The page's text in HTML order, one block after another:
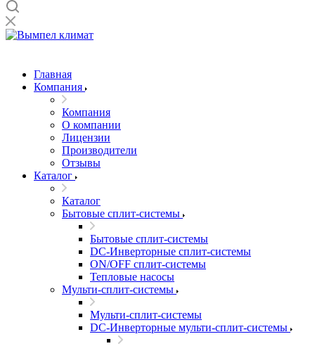
Главная
Компания
Компания
О компании
Лицензии
Производители
Отзывы
Каталог
Каталог
Бытовые сплит-системы
Бытовые сплит-системы
DC-Инверторные сплит-системы
ON/OFF сплит-системы
Тепловые насосы
Мульти-сплит-системы
Мульти-сплит-системы
DC-Инверторные мульти-сплит-системы